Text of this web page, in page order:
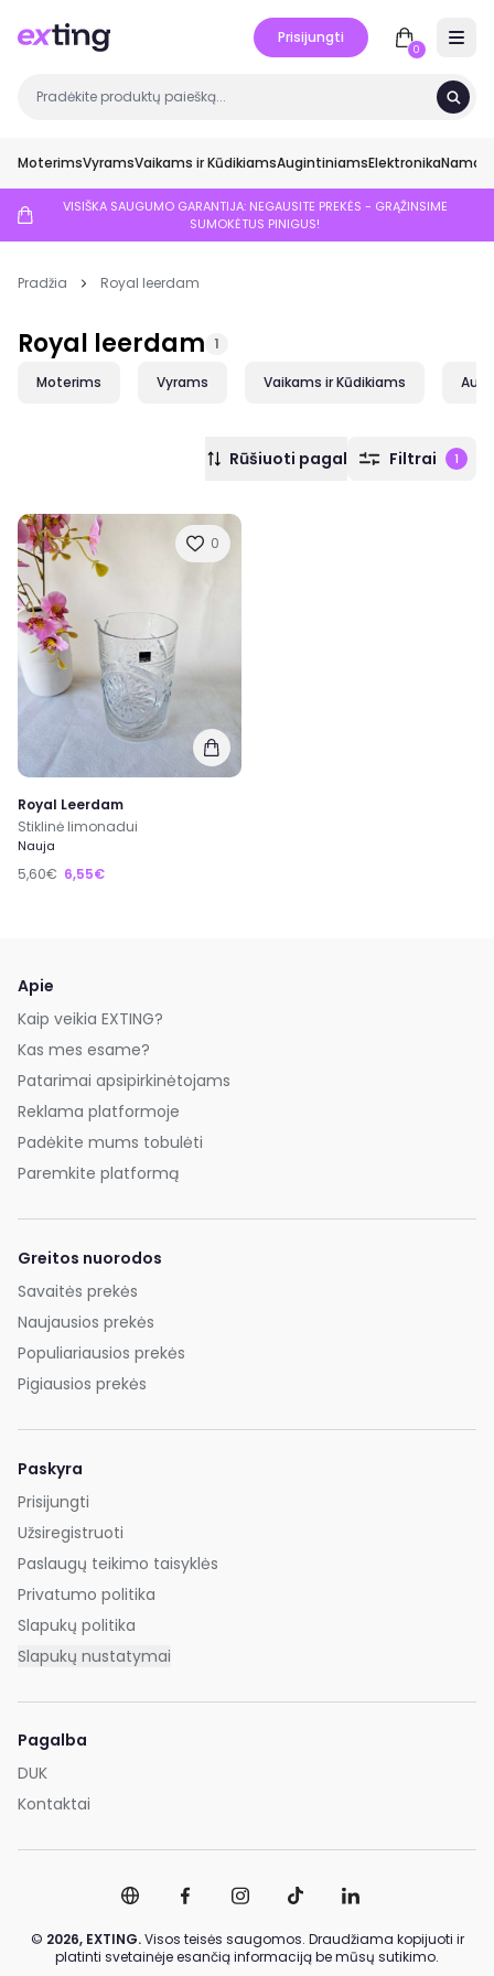
Prisijungti
0
MoterimsVyramsVaikams ir KūdikiamsAugintiniamsElektronikaNamai
VISIŠKA SAUGUMO GARANTIJA: NEGAUSITE PREKĖS - GRĄŽINSIME
SUMOKĖTUS PINIGUS!
Pradžia Royal leerdam
Royal leerdam 1
Moterims Vyrams Vaikams ir Kūdikiams
Rūšiuoti pagal Filtrai 1
0
Royal Leerdam
Stiklinė limonadui
Nauja
5,60€ 6,55€
Apie
Kaip veikia EXTING?
Kas mes esame?
Patarimai apsipirkinėtojams
Reklama platformoje
Padėkite mums tobulėti
Paremkite platformą
Greitos nuorodos
Savaitės prekės
Naujausios prekės
Populiariausios prekės
Pigiausios prekės
Paskyra
Prisijungti
Užsiregistruoti
Paslaugų teikimo taisyklės
Privatumo politika
Slapukų politika
Slapukų nustatymai
Pagalba
DUK
Kontaktai
© 2026, EXTING.Visos teisės saugomos. Draudžiama kopijuoti ir
platinti svetainėje esančią informaciją be mūsų sutikimo.